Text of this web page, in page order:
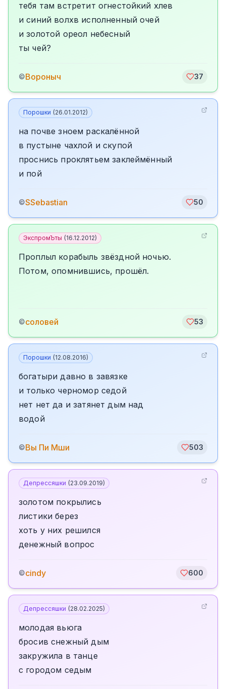
тебя там встретит огнестойкий хлев
и синий волхв исполненный очей
и золотой ореол небесный
ты чей?
©Вороныч 37
Порошки (26.01.2012)
на почве зноем раскалённой
в пустыне чахлой и скупой
проснись проклятьем заклеймённый
и пой
©SSebastian 50
ЭкспромЪты (16.12.2012)
Проплыл корабыль звёздной ночью.
Потом, опомнившись, прошёл.
©соловей 53
Порошки (12.08.2016)
богатыри давно в завязке
и только черномор седой
нет нет да и затянет дым над
водой
©Вы Пи Мши 503
Депрессяшки (23.09.2019)
золотом покрылись
листики берез
хоть у них решился
денежный вопрос
©cindy 600
Депрессяшки (28.02.2025)
молодая вьюга
бросив снежный дым
закружила в танце
с городом седым